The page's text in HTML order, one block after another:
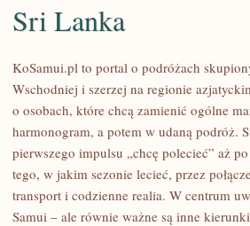
LANKA
Sri Lanka
KoSamui.pl to portal o podróżach
Wschodniej i szerzej na regionie
o osobach, które chcą zamienić ogólne
harmonogram, a potem w udaną podróż.
pierwszego impulsu „chcę polecieć” aż
tego, w jakim sezonie lecieć, przez
transport i codzienne realia. W centrum
Samui – ale równie ważne są inne